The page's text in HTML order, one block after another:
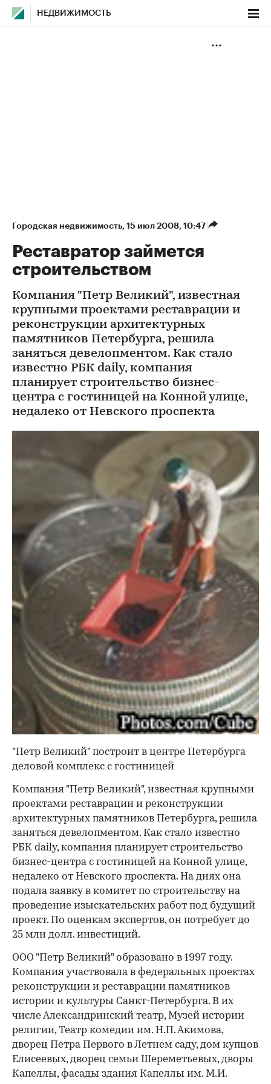
НЕДВИЖИМОСТЬ
Городская недвижимость⁠, 15 июл 2008, 10:47
Реставратор займется
строительством
Компания "Петр Великий", известная
крупными проектами реставрации и
реконструкции архитектурных
памятников Петербурга, решила
заняться девелопментом. Как стало
известно РБК daily, компания
планирует строительство бизнес-
центра с гостиницей на Конной улице,
недалеко от Невского проспекта
"Петр Великий" построит в центре Петербурга
деловой комплекс с гостиницей
Компания "Петр Великий", известная крупными
проектами реставрации и реконструкции
архитектурных памятников Петербурга, решила
заняться девелопментом. Как стало известно
РБК daily, компания планирует строительство
бизнес-центра с гостиницей на Конной улице,
недалеко от Невского проспекта. На днях она
подала заявку в комитет по строительству на
проведение изыскательских работ под будущий
проект. По оценкам экспертов, он потребует до
25 млн долл. инвестиций.
ООО "Петр Великий" образовано в 1997 году.
Компания участ­вовала в федеральных проектах
реконструкции и реставрации па­мятников
истории и культуры Санкт-Петербурга. В их
числе Александринский театр, Музей истории
религии, Театр комедии им. Н.П. Акимова,
дворец Петра Первого в Летнем саду, дом купцов
Елисеевых, дворец семьи Шере­метьевых, дворы
Капеллы, фасады здания Капеллы им. М.И.